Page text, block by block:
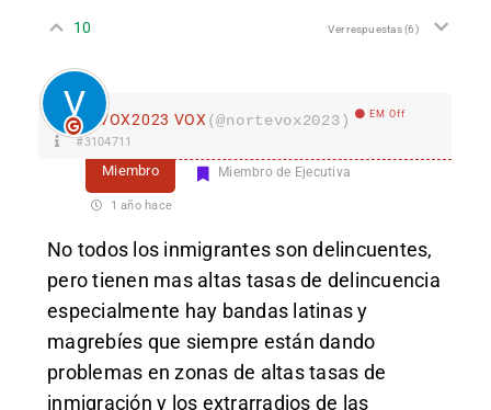
10 Ver respuestas(6)
VOX2023 VOX (@nortevox2023) EM Off
#3104711
Miembro Miembro de Ejecutiva
1 año hace
No todos los inmigrantes son delincuentes,
pero tienen mas altas tasas de delincuencia
especialmente hay bandas latinas y
magrebíes que siempre están dando
problemas en zonas de altas tasas de
inmigración y los extrarradios de las